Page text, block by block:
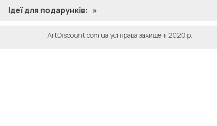
20 символів мінімум. Акцент на продукті та ваш досвід
Ідеї ​​для подарунків: »
ArtDiscount.com.ua усі права захищені 2020 р.